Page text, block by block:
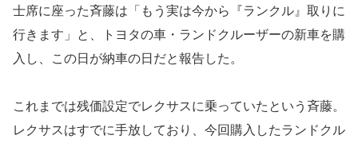
士席に座った斉藤は「もう実は今から『ランクル』取りに
行きます」と、トヨタの車・ランドクルーザーの新車を購
入し、この日が納車の日だと報告した。
これまでは残価設定でレクサスに乗っていたという斉藤。
レクサスはすでに手放しており、今回購入したランドクル